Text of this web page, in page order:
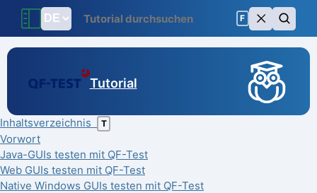
F
Tutorial
Inhaltsverzeichnis T
Vorwort
Java-GUIs testen mit QF-Test
Web GUIs testen mit QF-Test
Native Windows GUIs testen mit QF-Test